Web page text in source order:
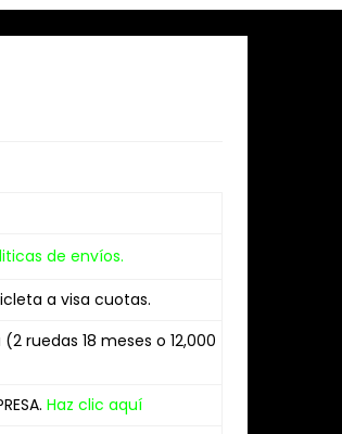
de envíos.
a visa cuotas.
ruedas 18 meses o 12,000
Haz clic aquí